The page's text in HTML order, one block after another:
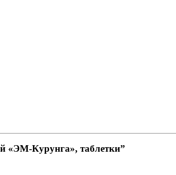
«ЭМ-Курунга», таблетки”